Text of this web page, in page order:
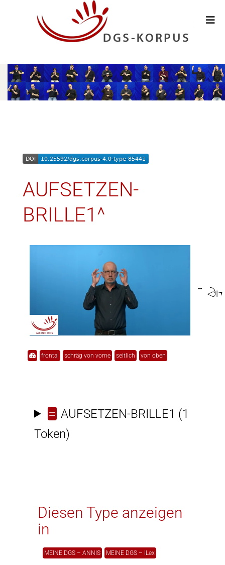
AUFSETZEN-
BRILLE1^
frontal schräg von vorne seitlich von oben
= AUFSETZEN-BRILLE1 (1
Token)
Diesen Type anzeigen
in
MEINE DGS – ANNIS MEINE DGS – iLex